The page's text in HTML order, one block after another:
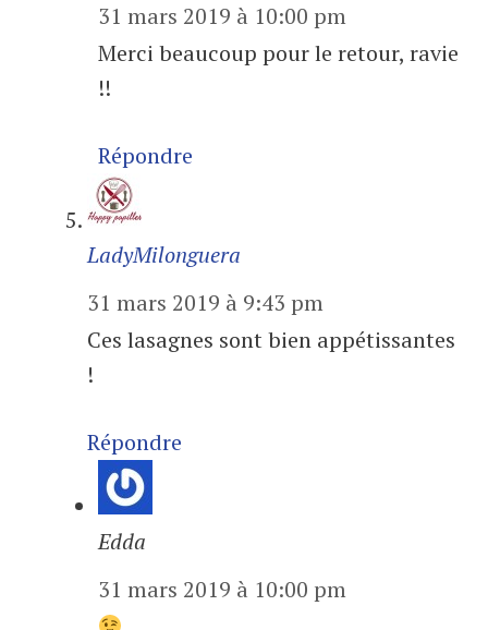
31 mars 2019 à 10:00 pm
Merci beaucoup pour le retour, ravie
!!
Répondre
LadyMilonguera
31 mars 2019 à 9:43 pm
Ces lasagnes sont bien appétissantes
!
Répondre
Edda
31 mars 2019 à 10:00 pm